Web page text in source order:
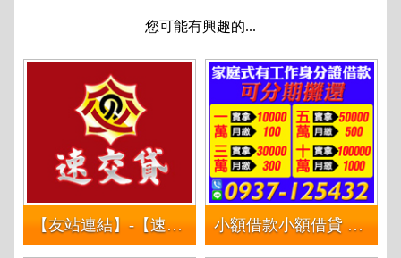
您可能有興趣的...
【友站連結】-【速交貸】全台借錢借款借貸 | 網路金融資訊供求媒合資訊平台 小額借款小額借貸 長短期週轉 | 10萬內 不限行業 各行各業都可借 短期現金週轉 長期資金調度 可依照周.月分期攤還